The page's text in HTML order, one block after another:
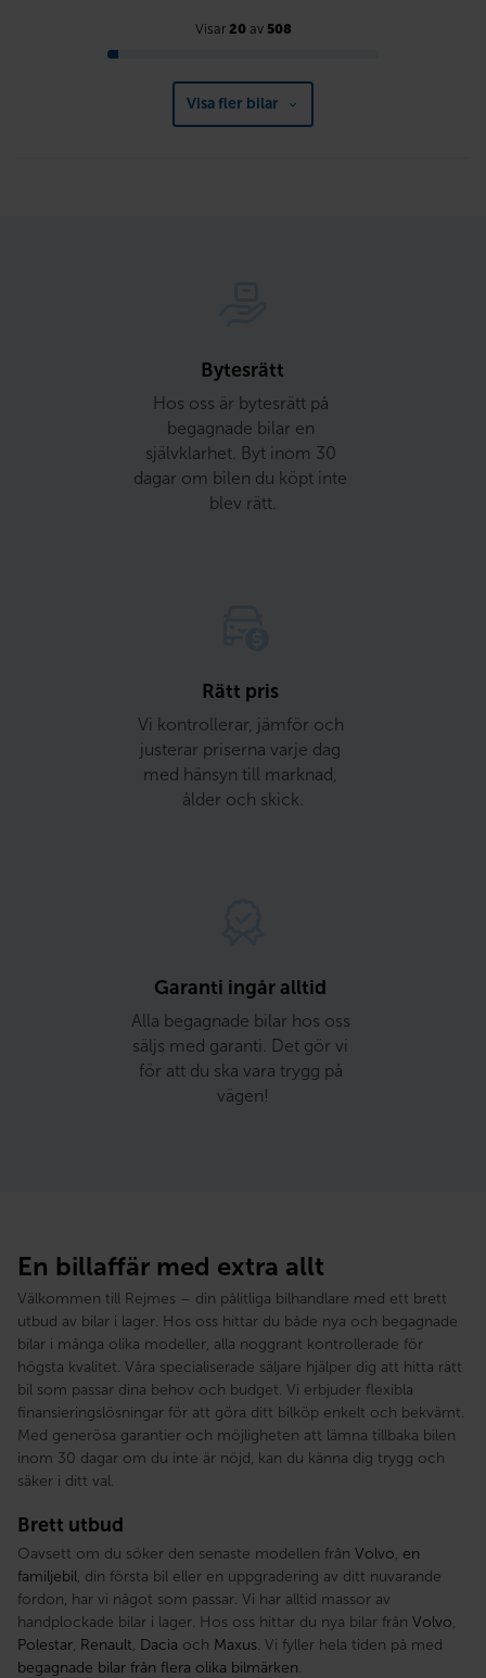
Visar 20av 508
Visa fler bilar
Bytesrätt
Hos oss är bytesrätt på
begagnade bilar en
självklarhet. Byt inom 30
dagar om bilen du köpt inte
blev rätt.
Rätt pris
Vi kontrollerar, jämför och
justerar priserna varje dag
med hänsyn till marknad,
ålder och skick.
Garanti ingår alltid
Alla begagnade bilar hos oss
säljs med garanti. Det gör vi
för att du ska vara trygg på
vägen!
En billaffär med extra allt
Välkommen till Rejmes – din pålitliga bilhandlare med ett brett
utbud av bilar i lager. Hos oss hittar du både nya och begagnade
bilar i många olika modeller, alla noggrant kontrollerade för
högsta kvalitet. Våra specialiserade säljare hjälper dig att hitta rätt
bil som passar dina behov och budget. Vi erbjuder flexibla
finansieringslösningar för att göra ditt bilköp enkelt och bekvämt.
Med generösa garantier och möjligheten att lämna tillbaka bilen
inom 30 dagar om du inte är nöjd, kan du känna dig trygg och
säker i ditt val.
Brett utbud
Oavsett om du söker den senaste modellen från Volvo, en
familjebil, din första bil eller en uppgradering av ditt nuvarande
fordon, har vi något som passar. Vi har alltid massor av
handplockade bilar i lager. Hos oss hittar du nya bilar från Volvo,
Polestar, Renault, Dacia och Maxus. Vi fyller hela tiden på med
begagnade bilar från flera olika bilmärken.